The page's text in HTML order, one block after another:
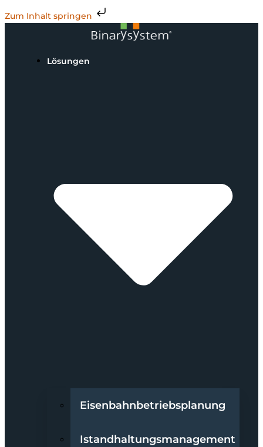
Zum Inhalt springen
Lösungen
Eisenbahnbetriebsplanung
Istandhaltungsmanagement